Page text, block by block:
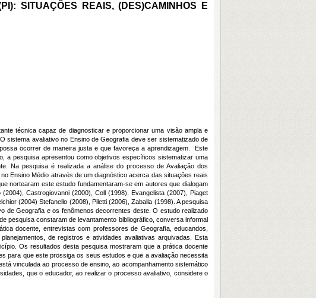
SITUAÇÕES REAIS, (DES)CAMINHOS E
técnica capaz de diagnosticar e proporcionar uma visão ampla e
sistema avaliativo no Ensino de Geografia deve ser sistematizado de
ocorrer de maneira justa e que favoreça a aprendizagem. Este
a pesquisa apresentou como objetivos específicos sistematizar uma
Na pesquisa é realizada a análise do processo de Avaliação dos
Ensino Médio através de um diagnóstico acerca das situações reais
nortearam este estudo fundamentaram-se em autores que dialogam
Castrogiovanni (2000), Coll (1998), Evangelista (2007), Piaget
(2004) Stefanello (2008), Piletti (2006), Zaballa (1998). A pesquisa
de Geografia e os fenômenos decorrentes deste. O estudo realizado
pesquisa constaram de levantamento bibliográfico, conversa informal
docente, entrevistas com professores de Geograﬁa, educandos,
de registros e atividades avaliativas arquivadas. Esta
Os resultados desta pesquisa mostraram que a prática docente
para que este prossiga os seus estudos e que a avaliação necessita
vinculada ao processo de ensino, ao acompanhamento sistemático
que o educador, ao realizar o processo avaliativo, considere o